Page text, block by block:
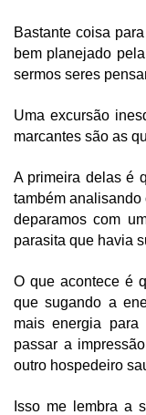
Agenda Cultural
Bastante coisa
bem planejado
sermos seres
Uma excursão
marcantes são as
A primeira delas é
também analisando
deparamos com
parasita que havia
O que acontece é
que sugando a
mais energia
passar a
outro hospedeiro
Isso me lembra a